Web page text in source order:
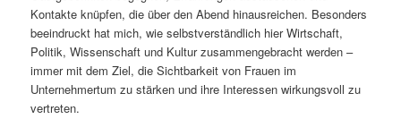
Kontakte knüpfen, die über den Abend hinausreichen. Besonders
beeindruckt hat mich, wie selbstverständlich hier Wirtschaft,
Politik, Wissenschaft und Kultur zusammengebracht werden –
immer mit dem Ziel, die Sichtbarkeit von Frauen im
Unternehmertum zu stärken und ihre Interessen wirkungsvoll zu
vertreten.